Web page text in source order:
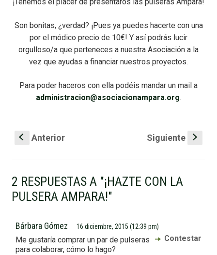
¡Tenemos el placer de presentaros las pulseras ‪Ampara‬!
Son bonitas, ¿verdad? ¡Pues ya puedes hacerte con una
por el módico precio de 10€! Y así podrás lucir
orgulloso/a que perteneces a nuestra ‪Asociación‬ a la
vez que ayudas a financiar nuestros proyectos.
Para poder haceros con ella podéis mandar un mail a
administracion@asociacionampara.org.
S Anterior Siguiente s
2 RESPUESTAS A "¡HAZTE CON LA
PULSERA AMPARA!"
Bárbara Gómez 16 diciembre, 2015 (12:39 pm)
Contestar
Me gustaría comprar un par de pulseras
para colaborar, cómo lo hago?